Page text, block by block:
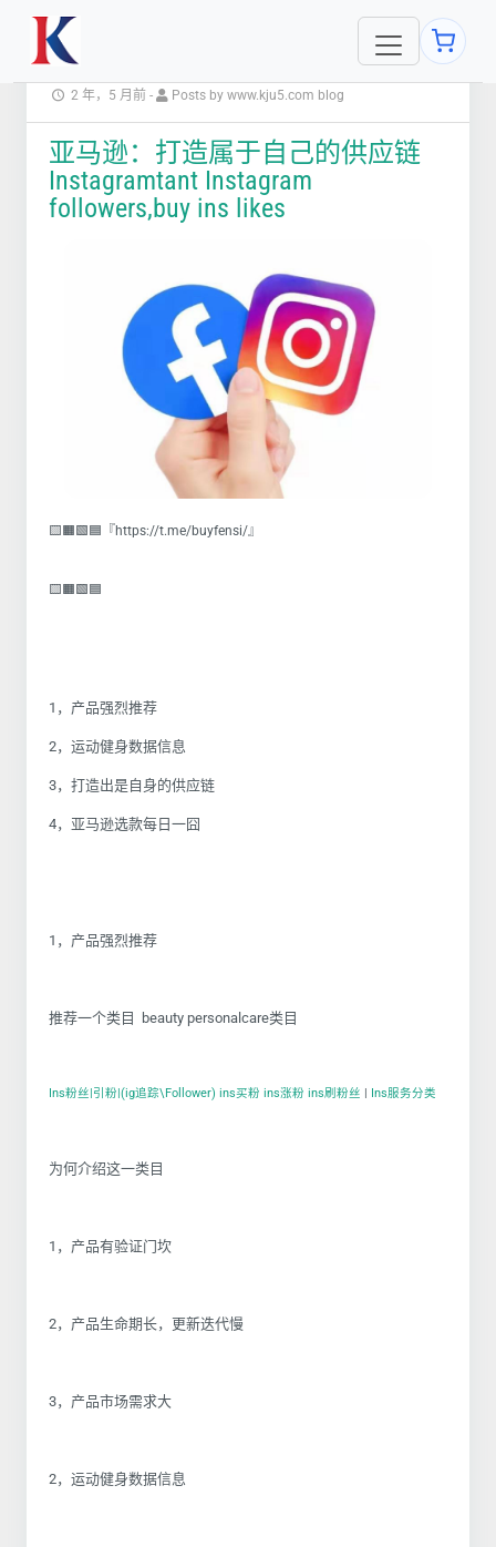
2 年，5 月前 - Posts by www.kju5.com blog
亚马逊：打造属于自己的供应链
Instagramtant Instagram
followers,buy ins likes
🟨🟧🟩🟦『https://t.me/buyfensi/』
🟨🟧🟩🟦
1，产品强烈推荐
2，运动健身数据信息
3，打造出是自身的供应链
4，亚马逊选款每日一囧
1，产品强烈推荐
推荐一个类目 beauty personalcare类目
Ins粉丝|引粉|(ig追踪\Follower) ins买粉 ins涨粉 ins刷粉丝 Ins服务分类
为何介绍这一类目
1，产品有验证门坎
2，产品生命期长，更新迭代慢
3，产品市场需求大
2，运动健身数据信息